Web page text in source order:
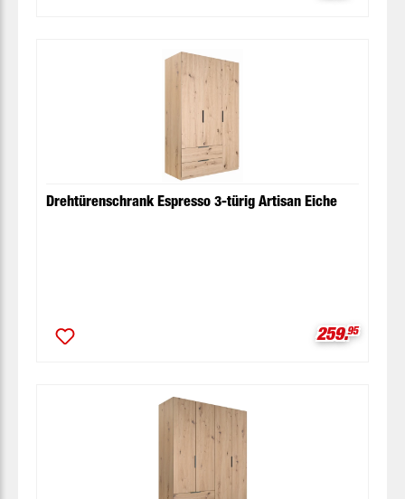
Drehtürenschrank Espresso 3-türig Artisan Eiche
259.95